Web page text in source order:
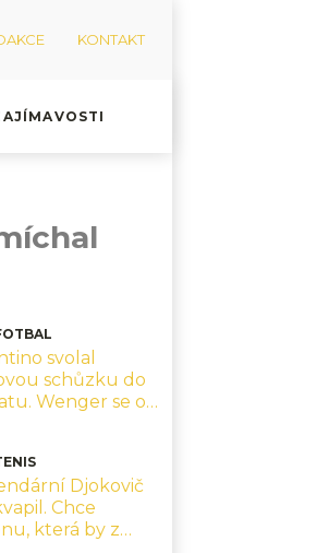
KONTAKT
svolal
schůzku do
Wenger se od
hovoří o hanbě
Djokovič
Chce
která by z